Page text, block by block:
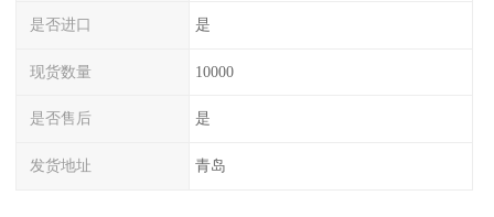
是否进口 是
现货数量 10000
是否售后 是
发货地址 青岛